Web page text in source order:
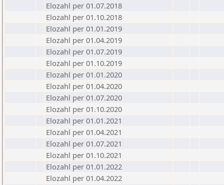
Elozahl per 01.07.2018
Elozahl per 01.10.2018
Elozahl per 01.01.2019
Elozahl per 01.04.2019
Elozahl per 01.07.2019
Elozahl per 01.10.2019
Elozahl per 01.01.2020
Elozahl per 01.04.2020
Elozahl per 01.07.2020
Elozahl per 01.10.2020
Elozahl per 01.01.2021
Elozahl per 01.04.2021
Elozahl per 01.07.2021
Elozahl per 01.10.2021
Elozahl per 01.01.2022
Elozahl per 01.04.2022